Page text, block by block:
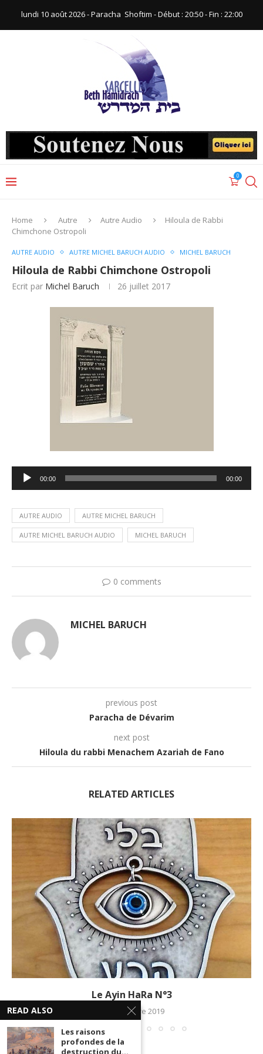
lundi 10 août 2026 - Paracha ‪ Shoftim‬ - Début : 20:50‬ - Fin : ‪22:00‬
0
Home Autre Autre Audio
Hiloula de Rabbi
Chimchone Ostropoli
AUTRE AUDIO AUTRE MICHEL BARUCH AUDIO MICHEL BARUCH
Hiloula de Rabbi Chimchone Ostropoli
Ecrit par Michel Baruch 26 juillet 2017
Lecteur
audio
00:00 00:00
AUTRE AUDIO AUTRE MICHEL BARUCH
AUTRE MICHEL BARUCH AUDIO MICHEL BARUCH
0 comments
MICHEL BARUCH
previous post
Paracha de Dévarim
next post
Hiloula du rabbi Menachem Azariah de Fano
RELATED ARTICLES
Le Ayin HaRa N°3
28 novembre 2019
READ ALSO
Les raisons
profondes de la
destruction du...